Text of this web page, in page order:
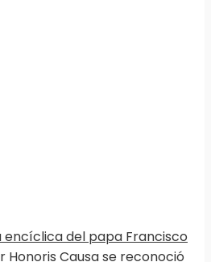
encíclica del papa Francisco
Causa se reconoció